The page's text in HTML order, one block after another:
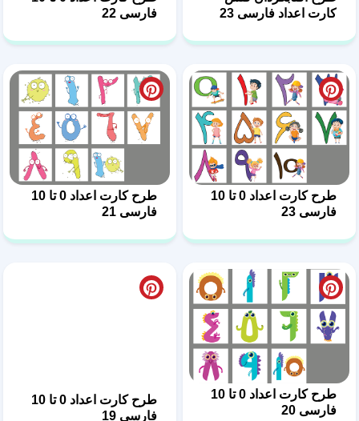
کارت اعداد فارسی 23
فارسی 22
طرح کارت اعداد 0 تا 10
فارسی 23
طرح کارت اعداد 0 تا 10
فارسی 21
طرح کارت اعداد 0 تا 10
فارسی 20
فارسی 19